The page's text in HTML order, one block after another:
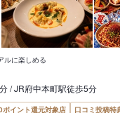
ルに楽しめる
/ JR府中本町駅徒歩5分
ポイント還元対象店
口コミ投稿特